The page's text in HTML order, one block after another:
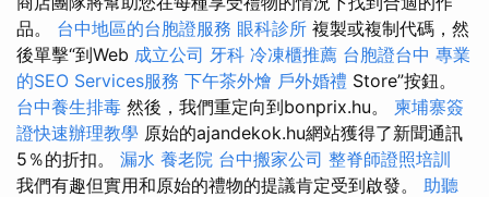
品。 台中地區的台胞證服務 眼科診所 複製或複制代碼，然
後單擊“到Web 成立公司 牙科 冷凍櫃推薦 台胞證台中 專業
的SEO Services服務 下午茶外燴 戶外婚禮 Store”按鈕。
台中養生排毒 然後，我們重定向到bonprix.hu。 柬埔寨簽
證快速辦理教學 原始的ajandekok.hu網站獲得了新聞通訊
5％的折扣。 漏水 養老院 台中搬家公司 整脊師證照培訓
我們有趣但實用和原始的禮物的提議肯定受到啟發。 助聽